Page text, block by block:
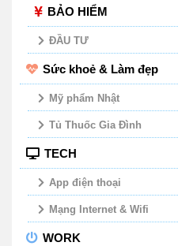
BẢO HIỂM
ĐẦU TƯ
Sức khoẻ & Làm đẹp
Mỹ phẩm Nhật
Tủ Thuốc Gia Đình
TECH
App điện thoại
Mạng Internet & Wifi
WORK